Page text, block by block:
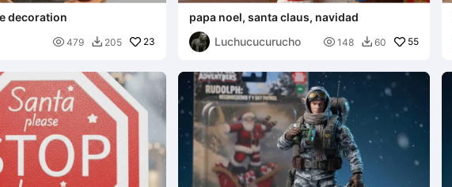
decoration
 479  205 23
papa noel, santa claus, navidad
Luchucucurucho
 148  60 55